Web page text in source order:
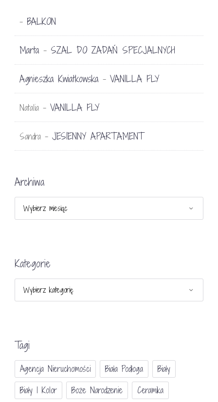
- BALKON
Marta - SZAL DO ZADAŃ SPECJALNYCH
Agnieszka Kwiatkowska - VANILLA FLY
Natalia - VANILLA FLY
Sandra - JESIENNY APARTAMENT
Archiwa
Kategorie
Tagi
Agencja Nieruchomości Biała Podłoga
Biały
Biały I Kolor
Boże Narodzenie
Ceramika